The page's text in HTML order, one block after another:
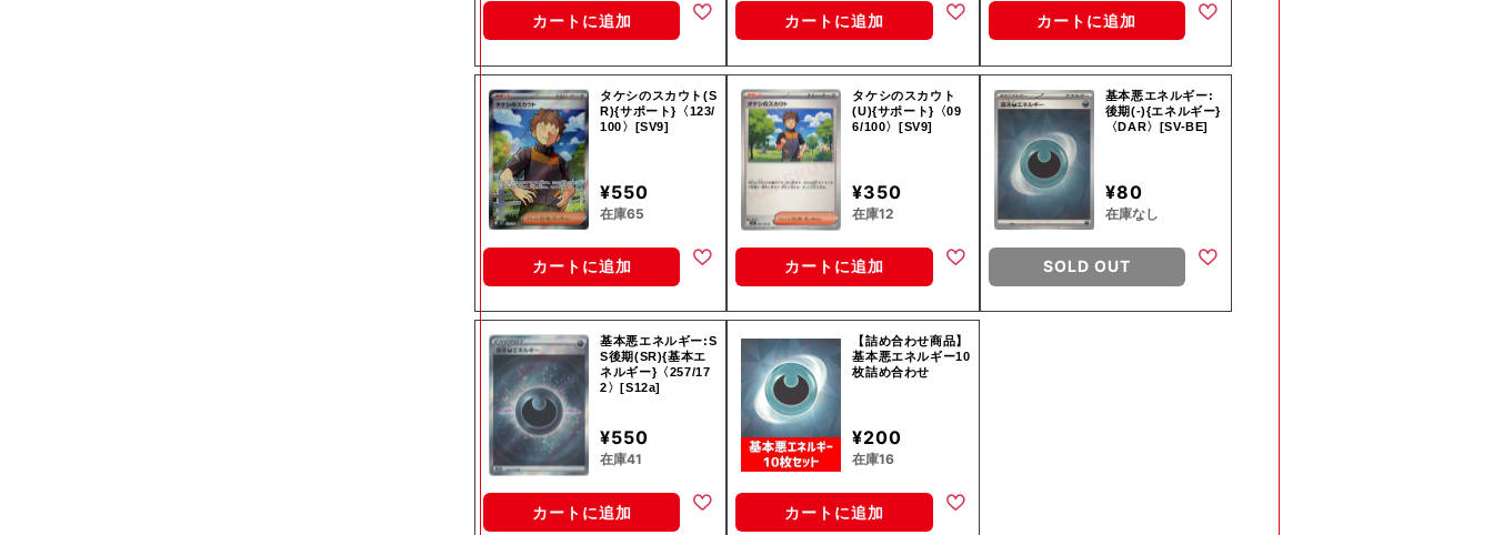
カートに追加 カートに追加 カートに追加
タケシのスカウト(S
R){サポート}〈123/
100〉[SV9]
¥550
在庫65
カートに追加
タケシのスカウト
(U){サポート}〈09
6/100〉[SV9]
¥350
在庫12
カートに追加
基本悪エネルギー:
後期(-){エネルギー}
〈DAR〉[SV-BE]
¥80
在庫なし
SOLD OUT
基本悪エネルギー:S
S後期(SR){基本エ
ネルギー}〈257/17
2〉[S12a]
¥550
在庫41
カートに追加
【詰め合わせ商品】
基本悪エネルギー10
枚詰め合わせ
¥200
在庫16
カートに追加